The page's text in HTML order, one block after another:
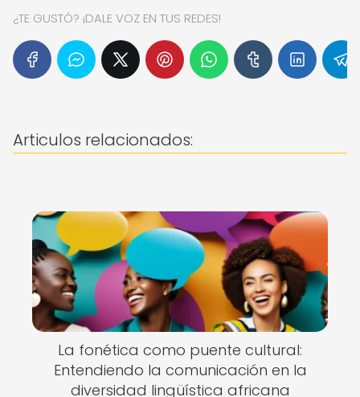
¿TE GUSTÓ? ¡DALE VOZ EN TUS REDES!
Articulos relacionados:
La fonética como puente cultural:
Entendiendo la comunicación en la
diversidad lingüística africana